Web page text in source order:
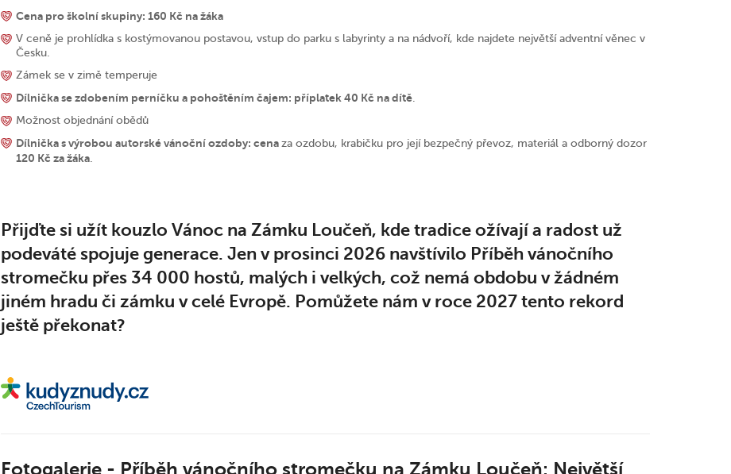
Cena pro školní skupiny: 160 Kč na žáka
V ceně je prohlídka s kostýmovanou postavou, vstup do parku s labyrinty a na nádvoří, kde najdete největší adventní věnec v
Česku.
Zámek se v zimě temperuje
Dílnička se zdobením perníčku a pohoštěním čajem: příplatek 40 Kč na dítě
Možnost objednání obědů
Dílnička s výrobou autorské vánoční ozdoby: cenaza ozdobu, krabičku pro její bezpečný převoz, materiál a odborný dozor
120 Kč za žáka
Přijďte si užít kouzlo Vánoc na Zámku Loučeň, kde tradice ožívají a radost už
podeváté spojuje generace. Jen v prosinci 2026 navštívilo Příběh vánočního
stromečku přes 34 000 hostů, malých i velkých, což nemá obdobu v žádném
jiném hradu či zámku v celé Evropě. Pomůžete nám v roce 2027 tento rekord
ještě překonat?
Fotogalerie - Příběh vánočního stromečku na Zámku Loučeň: Největší